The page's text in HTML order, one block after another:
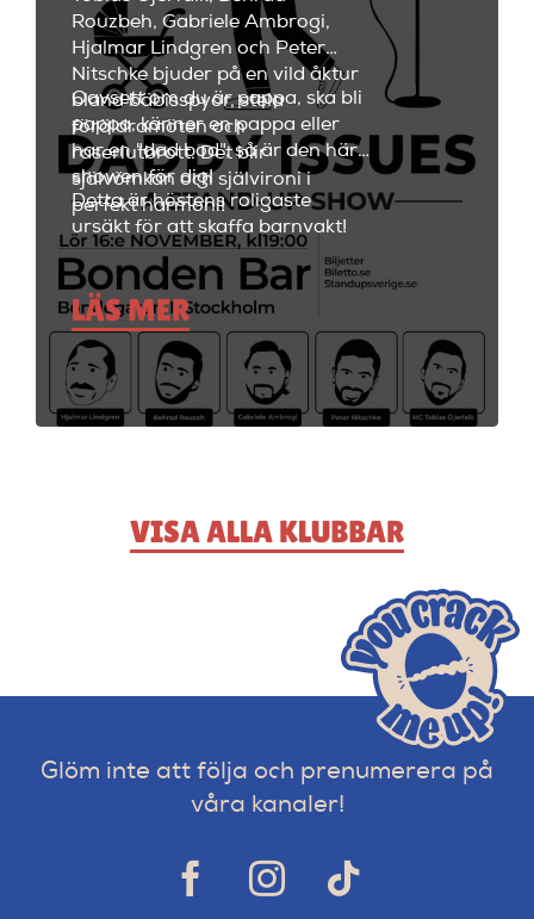
utbud av fantastiska cocktails
och fräscha drinkar.
Rouzbeh, Gabriele Ambrogi,
Hjalmar Lindgren och Peter
Nitschke bjuder på en vild åktur
bland bäbisspyor, stela
föräldramöten och
raseriutbrott. Det blir
självömkan och självironi i
perfekt harmoni!
Oavsett om du är pappa, ska bli
pappa, känner en pappa eller
har en "dad bod", så är den här
showen för dig!
Detta är höstens roligaste
ursäkt för att skaffa barnvakt!
LÄS MER
VISA ALLA KLUBBAR
Glöm inte att följa och prenumerera på
våra kanaler!